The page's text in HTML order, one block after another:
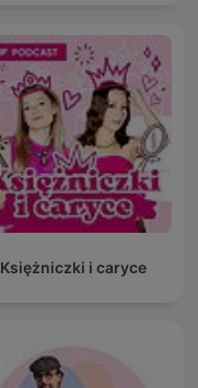
Księżniczki i caryce